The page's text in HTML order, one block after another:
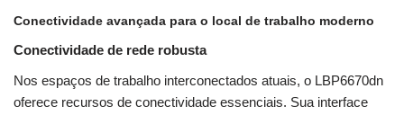
Conectividade avançada para o local de trabalho moderno
Conectividade de rede robusta
Nos espaços de trabalho interconectados atuais, o LBP6670dn
oferece recursos de conectividade essenciais. Sua interface